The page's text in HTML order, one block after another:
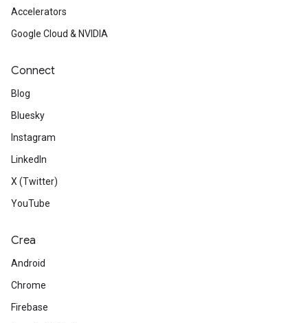
Accelerators
Google Cloud & NVIDIA
Connect
Blog
Bluesky
Instagram
LinkedIn
X (Twitter)
YouTube
Crea
Android
Chrome
Firebase